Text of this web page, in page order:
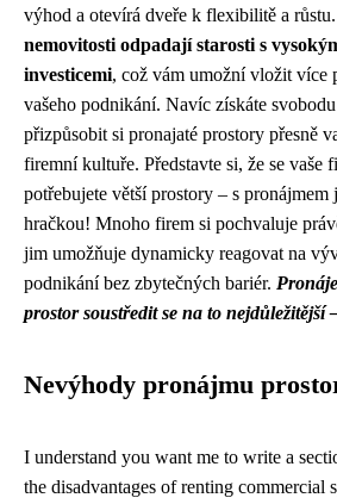
výhod a otevírá dveře k flexibilitě a růstu.
nemovitosti odpadají starosti s
investicemi, což vám umožní vložit více
vašeho podnikání. Navíc získáte
přizpůsobit si pronajaté prostory přesně
firemní kultuře. Představte si, že se vaše
potřebujete větší prostory – s pronájmem
hračkou! Mnoho firem si pochvaluje
jim umožňuje dynamicky reagovat na
podnikání bez zbytečných bariér.
prostor soustředit se na to nejdůležitější
Nevýhody pronájmu
I understand you want me to write a
the disadvantages of renting commercial